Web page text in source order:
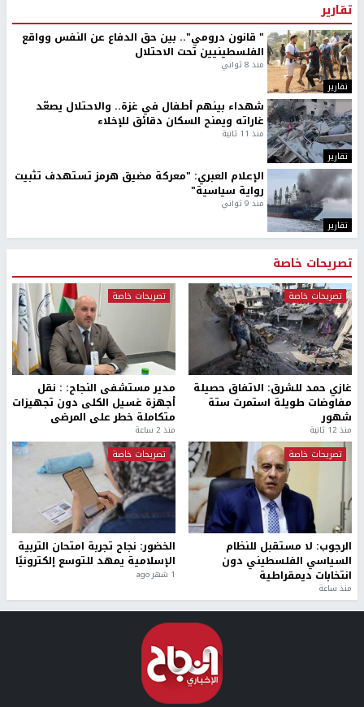
تقارير
تقارير
" قانون درومي".. بين حق الدفاع عن النفس وواقع
الفلسطينيين تحت الاحتلال
منذ 8 ثواني
تقارير
شهداء بينهم أطفال في غزة.. والاحتلال يصعّد
غاراته ويمنح السكان دقائق للإخلاء
منذ 11 ثانية
تقارير
الإعلام العبري: "معركة مضيق هرمز تستهدف تثبيت
رواية سياسية"
منذ 9 ثواني
تصريحات خاصة
تصريحات خاصة
غازي حمد للشرق: الاتفاق حصيلة
مفاوضات طويلة استمرت ستة
شهور
منذ 12 ثانية
تصريحات خاصة
مدير مستشفى النجاح: : نقل
أجهزة غسيل الكلى دون تجهيزات
متكاملة خطر على المرضى
منذ 2 ساعة
تصريحات خاصة
الرجوب: لا مستقبل للنظام
السياسي الفلسطيني دون
انتخابات ديمقراطية
منذ ساعة
تصريحات خاصة
الخضور: نجاح تجربة امتحان التربية
الإسلامية يمهد للتوسع إلكترونيًا
1 شهر ago